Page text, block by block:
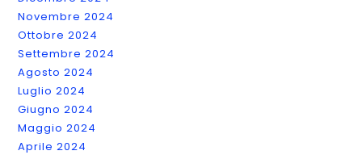
Novembre 2024
Ottobre 2024
Settembre 2024
Agosto 2024
Luglio 2024
Giugno 2024
Maggio 2024
Aprile 2024